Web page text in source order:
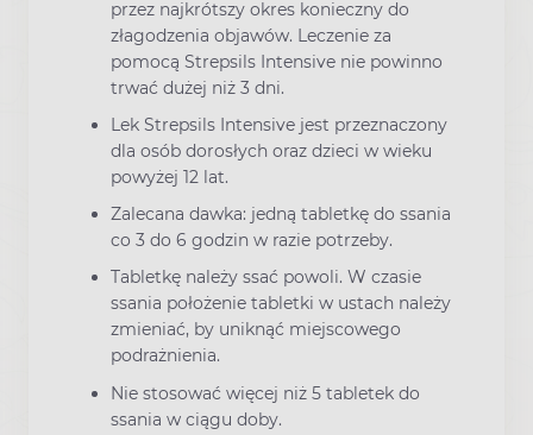
przez najkrótszy okres konieczny do
złagodzenia objawów. Leczenie za
pomocą Strepsils Intensive nie powinno
trwać dużej niż 3 dni.
Lek Strepsils Intensive jest przeznaczony
dla osób dorosłych oraz dzieci w wieku
powyżej 12 lat.
Zalecana dawka: jedną tabletkę do ssania
co 3 do 6 godzin w razie potrzeby.
Tabletkę należy ssać powoli. W czasie
ssania położenie tabletki w ustach należy
zmieniać, by uniknąć miejscowego
podrażnienia.
Nie stosować więcej niż 5 tabletek do
ssania w ciągu doby.